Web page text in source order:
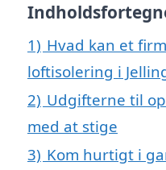
1) Hvad kan et
loftisolering i
2) Udgifterne til
med at stige
3) Kom hurtigt i